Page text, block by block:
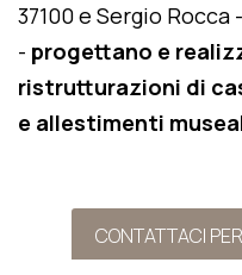
37100 e Sergio
- progettano e
ristrutturazioni di
e allestimenti
CONTATTACI